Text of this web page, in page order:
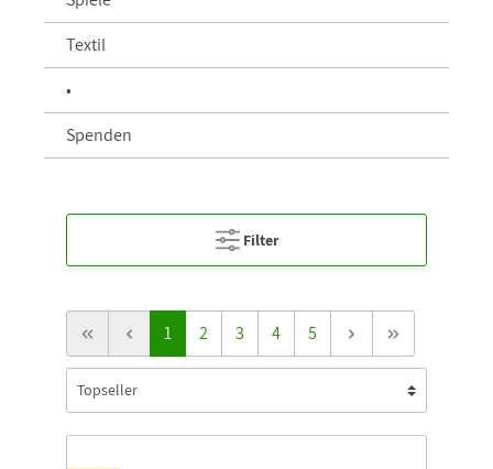
Textil
•
Spenden
Filter
1 2 3 4 5